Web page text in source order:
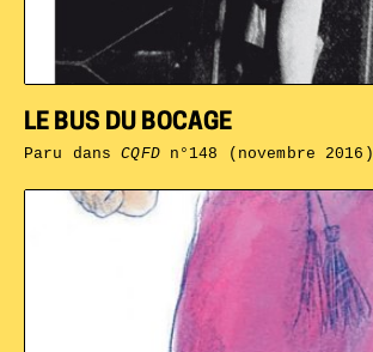
LE BUS DU BOCAGE
Paru dansCQFDn°148 (novembre 2016)